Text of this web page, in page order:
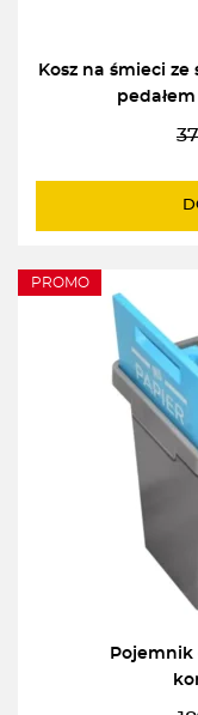
Kosz na śmieci
pedałem
PROMO